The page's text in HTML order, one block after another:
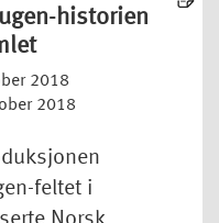
historien
2018
2018
feltet i